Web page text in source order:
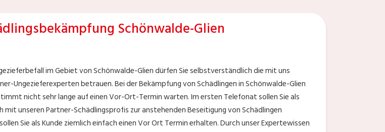
Schönwalde-Glien
im Gebiet von Schönwalde-Glien dürfen Sie selbstverständlich die mit uns
Ungezieferexperten betrauen. Bei der Bekämpfung von Schädlingen in Schönwalde-Glien
nicht sehr lange auf einen Vor-Ort-Termin warten. Im ersten Telefonat sollen Sie als
mit unseren Partner-Schädlingsprofis zur anstehenden Beseitigung von Schädlingen
Sie als Kunde ziemlich einfach einen Vor Ort Termin erhalten. Durch unser Expertewissen